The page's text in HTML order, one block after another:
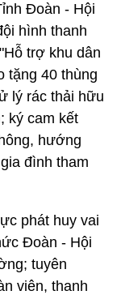
Đoàn - Hội
hình thanh
trợ khu dân
tặng 40 thùng
lý rác thải hữu
ký cam kết
hướng
đình tham
phát huy vai
Đoàn - Hội
tuyên
viên, thanh